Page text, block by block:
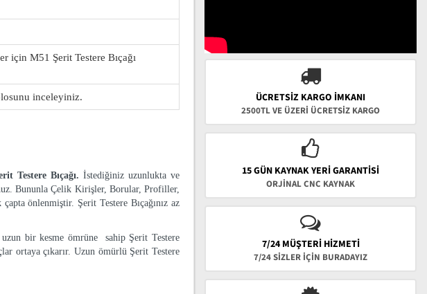
M51 Şerit Testere Bıçağı
inceleyiniz.
Testere Bıçağı. İstediğiniz uzunlukta ve
Bununla Çelik Kirişler, Borular, Profiller,
önlenmiştir. Şerit Testere Bıçağınız az
uzun bir kesme ömrüne sahip Şerit Testere
ortaya çıkarır. Uzun ömürlü Şerit Testere
ÜCRETSIZ KARGO İMKANI
2500TL VE ÜZERİ ÜCRETSİZ KARGO
15 GÜN KAYNAK YERI GARANTISI
ORJİNAL CNC KAYNAK
7/24 MÜŞTERİ HİZMETİ
7/24 SİZLER İÇİN BURADAYIZ